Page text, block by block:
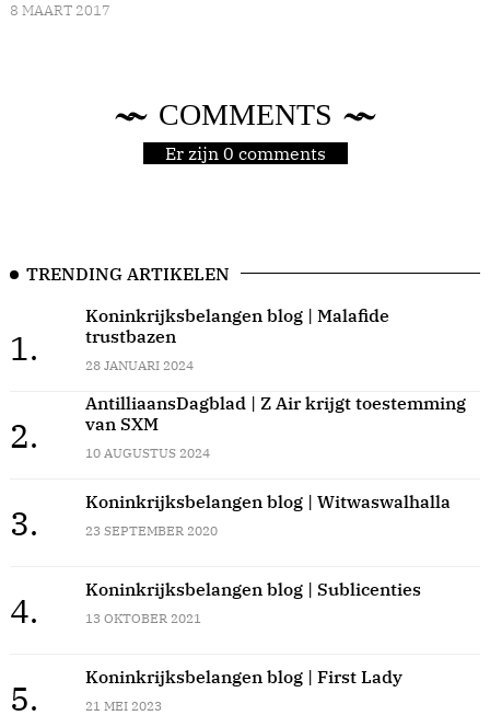
8 MAART 2017
COMMENTS
Er zijn 0 comments
TRENDING ARTIKELEN
1.
Koninkrijksbelangen blog | Malafide
trustbazen
28 JANUARI 2024
2.
AntilliaansDagblad | Z Air krijgt toestemming
van SXM
10 AUGUSTUS 2024
3.
Koninkrijksbelangen blog | Witwaswalhalla
23 SEPTEMBER 2020
4.
Koninkrijksbelangen blog | Sublicenties
13 OKTOBER 2021
5.
Koninkrijksbelangen blog | First Lady
21 MEI 2023